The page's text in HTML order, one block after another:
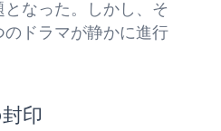
となった。しかし、そ
ドラマが静かに進行
印